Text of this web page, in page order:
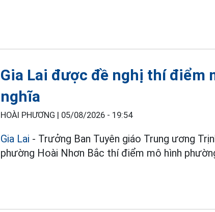
Gia Lai được đề nghị thí điểm
nghĩa
HOÀI PHƯƠNG | 05/08/2026 - 19:54
Gia Lai - Trưởng Ban Tuyên giáo Trung ương
phường Hoài Nhơn Bắc thí điểm mô hình